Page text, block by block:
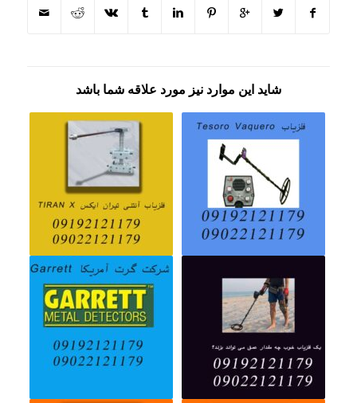
شاید این موارد نیز مورد علاقه شما باشد